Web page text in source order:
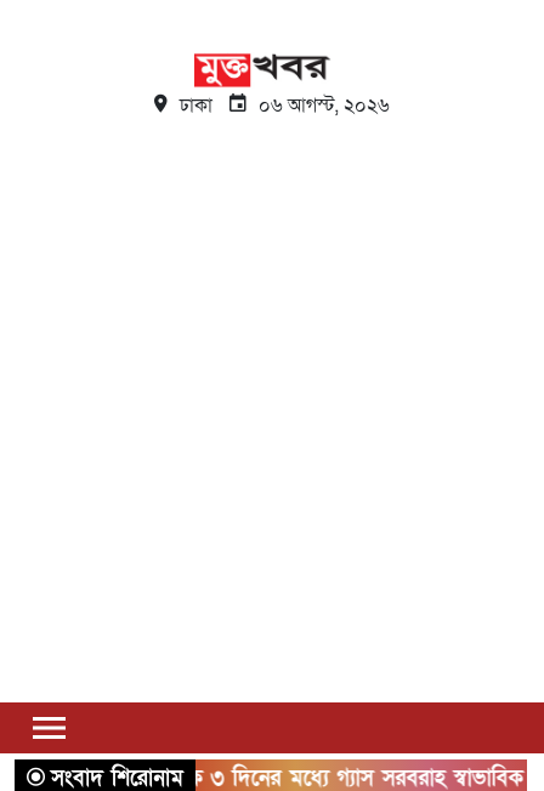
ঢাকা ০৬ আগস্ট, ২০২৬
সংবাদ শিরোনাম
২ থেকে ৩ দিনের মধ্যে গ্যাস সরবরাহ স্বাভাবিক হবে: